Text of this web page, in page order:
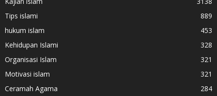
Tips islami
889
hukum islam
453
Kehidupan Islami
328
Organisasi Islam
321
Motivasi islam
321
Ceramah Agama
284